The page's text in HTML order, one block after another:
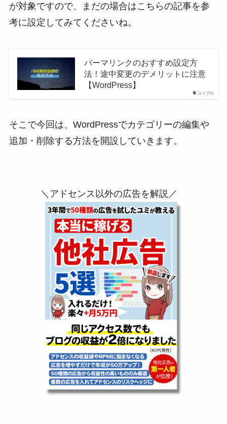
が対象ですので、まだの場合はこちらの記事を参
考に設定してみてくださいね。
ユミブロ
パーマリンクのおすすめ設定方
法！途中変更のデメリットに注意
【WordPress】
そこで今回は、WordPressでカテゴリーの編集や
追加・削除する方法を開設していきます。
＼アドセンス以外の広告を解説／